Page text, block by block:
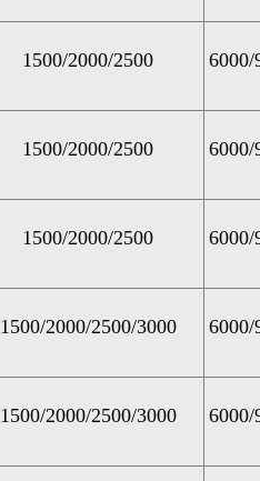
1500/2000/2500 6000/
1500/2000/2500 6000/
1500/2000/2500 6000/
1500/2000/2500/3000 6000/
1500/2000/2500/3000 6000/